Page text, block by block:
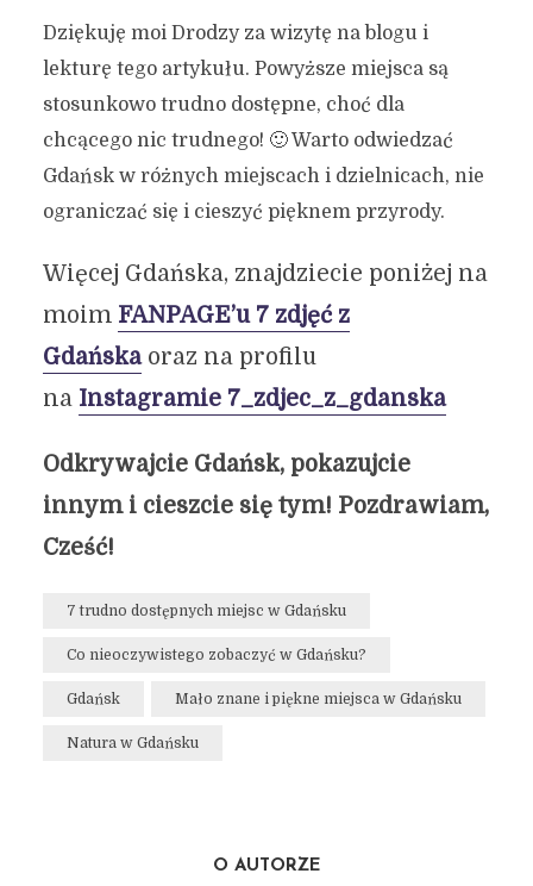
Dziękuję moi Drodzy za wizytę na blogu i
lekturę tego artykułu. Powyższe miejsca są
stosunkowo trudno dostępne, choć dla
chcącego nic trudnego! 🙂 Warto odwiedzać
Gdańsk w różnych miejscach i dzielnicach, nie
ograniczać się i cieszyć pięknem przyrody.
Więcej Gdańska, znajdziecie poniżej na
moim FANPAGE’u 7 zdjęć z
Gdańskaoraz na profilu
na Instagramie 7_zdjec_z_gdanska
Odkrywajcie Gdańsk, pokazujcie
innym i cieszcie się tym! Pozdrawiam,
Cześć!
7 trudno dostępnych miejsc w Gdańsku
Co nieoczywistego zobaczyć w Gdańsku?
Gdańsk Mało znane i piękne miejsca w Gdańsku
Natura w Gdańsku
O AUTORZE